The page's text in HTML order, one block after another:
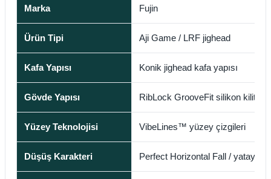
Marka Fujin
Ürün Tipi Aji Game / LRF jighead
Kafa Yapısı Konik jighead kafa yapısı
Gövde Yapısı RibLock GrooveFit silikon
Yüzey Teknolojisi VibeLines™ yüzey çizgileri
Düşüş Karakteri Perfect Horizontal Fall / yatay